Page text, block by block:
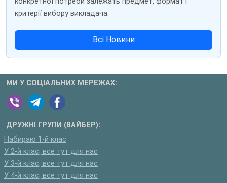
критерії вибору викладача.
Всі Новини
МИ У СОЦІАЛЬНИХ МЕРЕЖАХ:
ДРУЖНІ ГРУПИ (ВАЙБЕР):
Набираю 1-й клас
У 2-й клас, все тут для нас
У 3-й клас, все тут для нас
У 4-й клас, все тут для нас